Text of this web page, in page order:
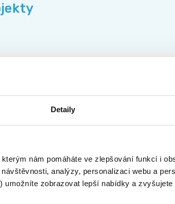
Detaily
nám pomáháte ve zlepšování funkcí i
analýzy, personalizaci webu a
umožníte zobrazovat lepší nabídky a
KČ | PÍSEK